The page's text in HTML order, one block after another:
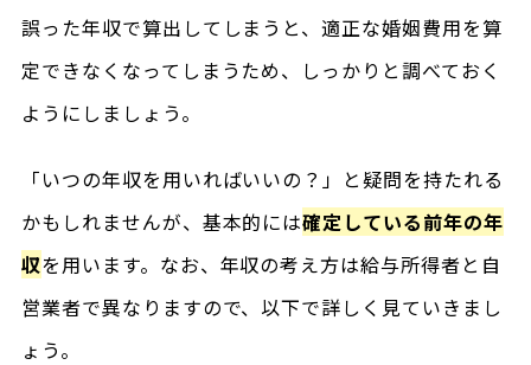
誤った年収で算出してしまうと、適正な婚姻費用を算
定できなくなってしまうため、しっかりと調べておく
ようにしましょう。
「いつの年収を用いればいいの？」と疑問を持たれる
かもしれませんが、基本的には確定している前年の年
収を用います。なお、年収の考え方は給与所得者と自
営業者で異なりますので、以下で詳しく見ていきまし
ょう。